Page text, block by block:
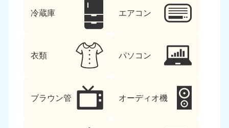
冷蔵庫 エアコン
衣類 パソコン
ブラウン管 オーディオ機